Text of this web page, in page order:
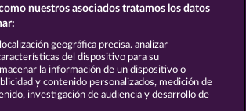
Legal
solicitud de desistimiento
nuestros asociados tratamos los datos
geográfica precisa. analizar
del dispositivo para su
la información de un dispositivo o
y contenido personalizados, medición de
investigación de audiencia y desarrollo de